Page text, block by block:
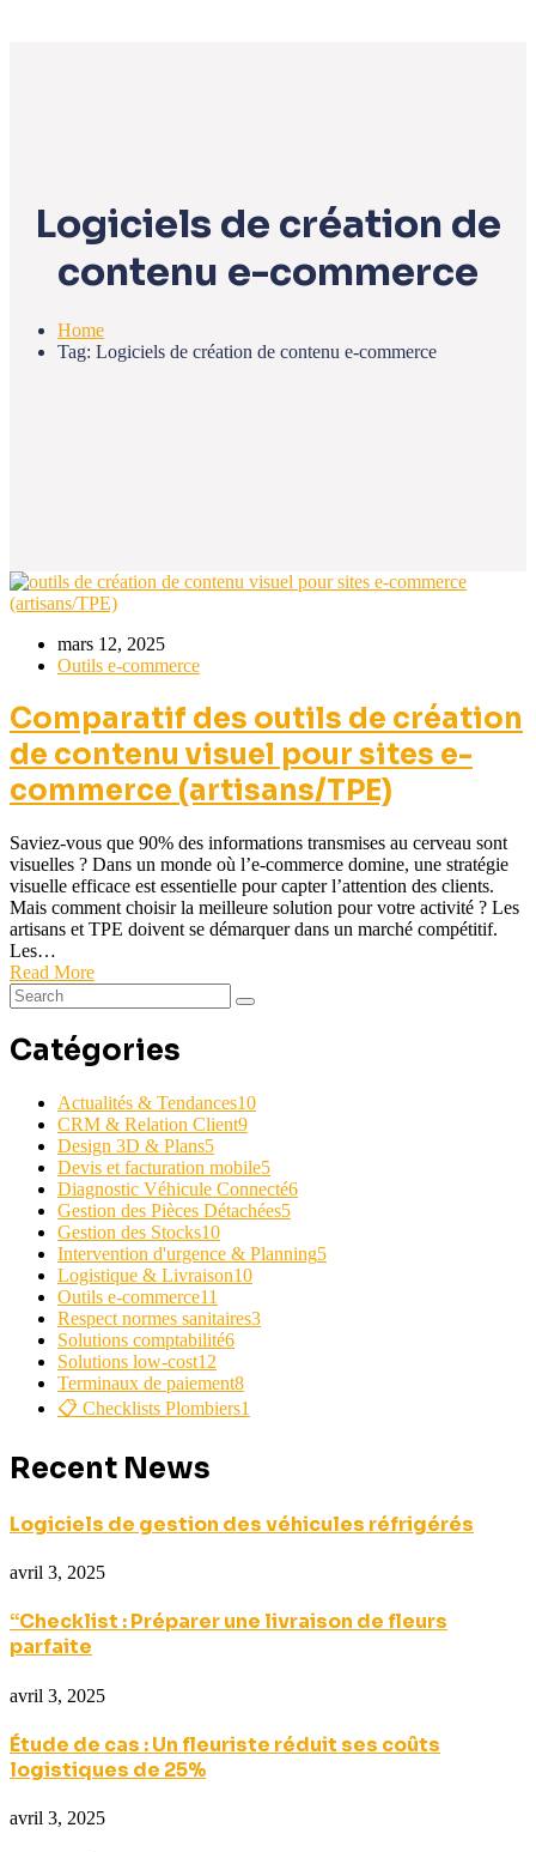
Logiciels de création de
contenu e-commerce
Home
Tag: Logiciels de création de contenu e-commerce
mars 12, 2025
Outils e-commerce
Comparatif des outils de création
de contenu visuel pour sites e-
commerce (artisans/TPE)
Saviez-vous que 90% des informations transmises au cerveau sont
visuelles ? Dans un monde où l’e-commerce domine, une stratégie
visuelle efficace est essentielle pour capter l’attention des clients.
Mais comment choisir la meilleure solution pour votre activité ? Les
artisans et TPE doivent se démarquer dans un marché compétitif.
Les…
Read More
Catégories
Actualités & Tendances10
CRM & Relation Client9
Design 3D & Plans5
Devis et facturation mobile5
Diagnostic Véhicule Connecté6
Gestion des Pièces Détachées5
Gestion des Stocks10
Intervention d'urgence & Planning5
Logistique & Livraison10
Outils e-commerce11
Respect normes sanitaires3
Solutions comptabilité6
Solutions low-cost12
Terminaux de paiement8
📋 Checklists Plombiers1
Recent News
Logiciels de gestion des véhicules réfrigérés
avril 3, 2025
“Checklist : Préparer une livraison de fleurs
parfaite
avril 3, 2025
Étude de cas : Un fleuriste réduit ses coûts
logistiques de 25%
avril 3, 2025